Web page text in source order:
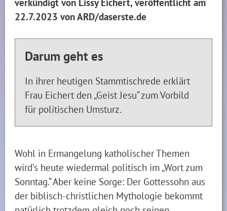
22.7.2023 von ARD/daserste.de
Darum geht es
In ihrer heutigen Stammtischrede erklärt
Frau Eichert den „Geist Jesu“ zum Vorbild
für politischen Umsturz.
Wohl in Ermangelung katholischer Themen
wird’s heute wiedermal politisch im „Wort zum
Sonntag.“ Aber keine Sorge: Der Gottessohn aus
der biblisch-christlichen Mythologie bekommt